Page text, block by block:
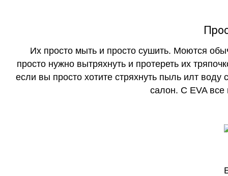
Их просто мыть и просто сушить. Моются
просто нужно вытряхнуть и протереть их
если вы просто хотите стряхнуть пыль илт воду
салон. С EVA все